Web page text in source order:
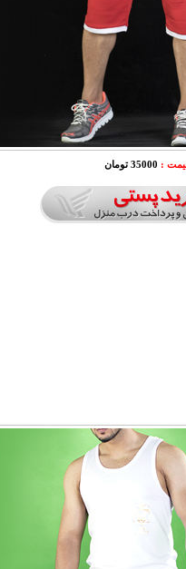
: 35000 تومان